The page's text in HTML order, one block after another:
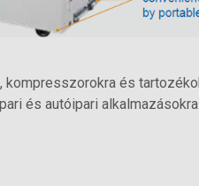
kompresszorokra és
és autóipari